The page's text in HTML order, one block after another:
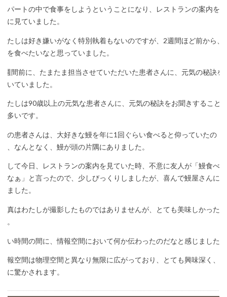
デパートの中で食事をしようということになり、レストランの案内を一
緒に見ていました。
わたしは好き嫌いがなく特別執着もないのですが、2週間ほど前から、
鰻を食べたいなと思っていました。
2週間前に、たまたま担当させていただいた患者さんに、元気の秘訣を
聞いていました。
わたしは90歳以上の元気な患者さんに、元気の秘訣をお聞きすること
が多いです。
その患者さんは、大好きな鰻を年に1回ぐらい食べると仰っていたの
で、なんとなく、鰻が頭の片隅にありました。
そして今日、レストランの案内を見ていた時、不意に友人が「鰻食べた
いなぁ」と言ったので、少しびっくりしましたが、喜んで鰻屋さんに行
きました。
写真はわたしが撮影したものではありませんが、とても美味しかったで
す。
短い時間の間に、情報空間において何か伝わったのだなと感じました。
情報空間は物理空間と異なり無限に広がっており、とても興味深く、と
きに驚かされます。